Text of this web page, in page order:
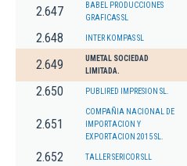
2.647
BABEL PRODUCCIONES
GRAFICAS SL
2.648 INTER KOMPAS SL
2.649
UMETAL SOCIEDAD
LIMITADA.
2.650 PUBLIRED IMPRESION SL.
2.651
COMPAÑIA NACIONAL DE
IMPORTACION Y
EXPORTACION 2015 SL.
2.652 TALLER SERICOR SLL